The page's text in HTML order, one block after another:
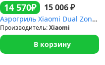
14 570₽ 15 006₽
Аэрогриль Xiaomi Dual Zone Air Fryer 10L EU (MAF-D1001)
Производитель:Xiaomi
В корзину